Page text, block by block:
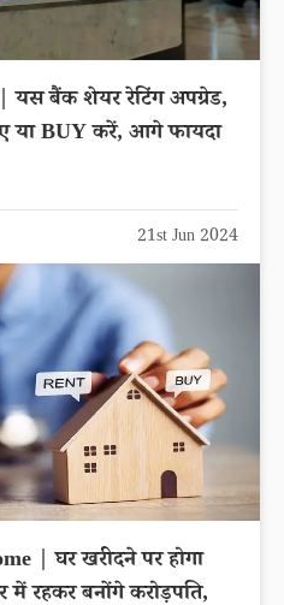
यस बैंक शेयर रेटिंग अपग्रेड,
या BUY करें, आगे फायदा
21st Jun 2024
| घर खरीदने पर होगा
रहकर बनोंगे करोड़पति,